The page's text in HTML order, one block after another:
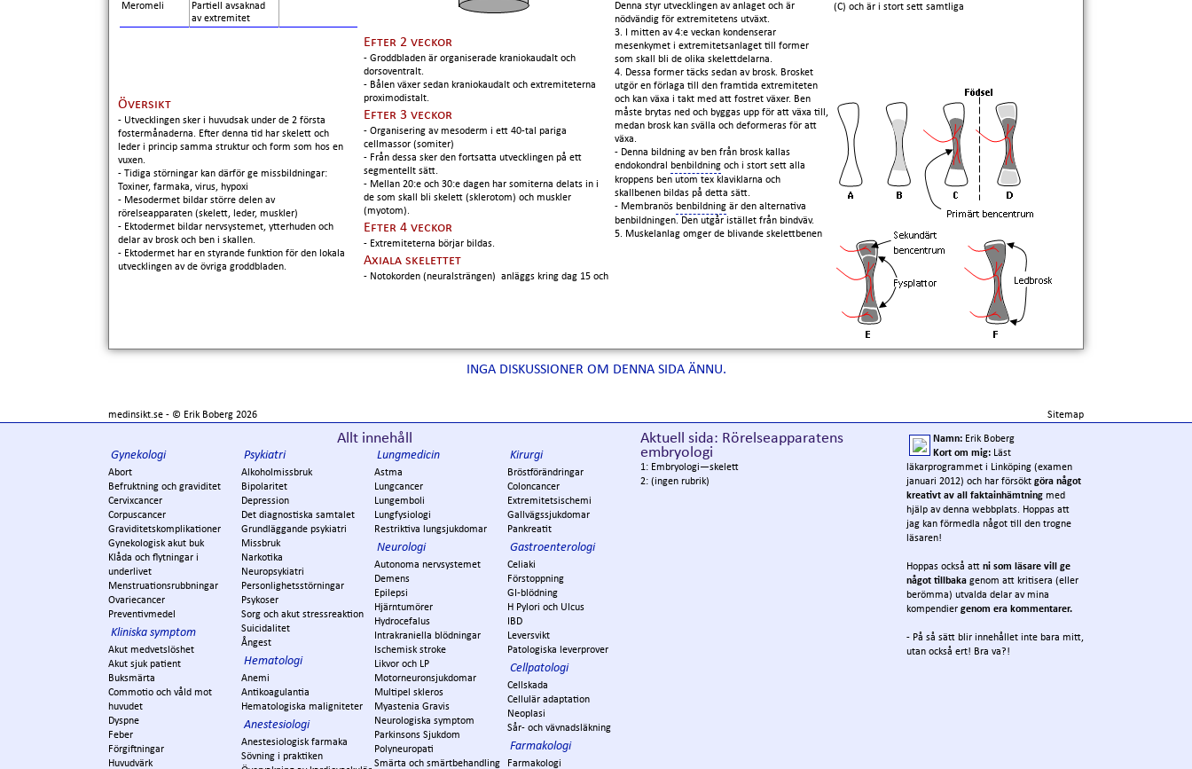
(C) och är i stort sett samtliga
Efter 2 veckor
- Groddbladen är organiserade kraniokaudalt och
dorsoventralt.
- Bålen växer sedan kraniokaudalt och extremiteterna
proximodistalt.
Efter 3 veckor
- Organisering av mesoderm i ett 40-tal pariga
cellmassor (somiter)
- Från dessa sker den fortsatta utvecklingen på ett
segmentellt sätt.
- Mellan 20:e och 30:e dagen har somiterna delats in i
de som skall bli skelett (sklerotom) och muskler
(myotom).
Efter 4 veckor
- Extremiteterna börjar bildas.
Axiala skelettet
- Notokorden (neuralsträngen) anläggs kring dag 15 och
Denna styr utvecklingen av anlaget och är
nödvändig för extremitetens utväxt.
3. I mitten av 4:e veckan kondenserar
mesenkymet i extremitetsanlaget till former
som skall bli de olika skelettdelarna.
4. Dessa former täcks sedan av brosk. Brosket
utgör en förlaga till den framtida extremiteten
och kan växa i takt med att fostret växer. Ben
måste brytas ned och byggas upp för att växa till,
medan brosk kan svälla och deformeras för att
växa.
- Denna bildning av ben från brosk kallas
endokondral benbildning och i stort sett alla
kroppens ben utom tex klaviklarna och
skallbenen bildas på detta sätt.
- Membranös benbildning är den alternativa
benbildningen. Den utgår istället från bindväv.
5. Muskelanlag omger de blivande skelettbenen
Översikt
- Utvecklingen sker i huvudsak under de 2 första
fostermånaderna. Efter denna tid har skelett och
leder i princip samma struktur och form som hos en
vuxen.
- Tidiga störningar kan därför ge missbildningar:
Toxiner, farmaka, virus, hypoxi
- Mesodermet bildar större delen av
rörelseapparaten (skelett, leder, muskler)
- Ektodermet bildar nervsystemet, ytterhuden och
delar av brosk och ben i skallen.
- Ektodermet har en styrande funktion för den lokala
utvecklingen av de övriga groddbladen.
Meromeli
Partiell avsaknad
av extremitet
INGA DISKUSSIONER OM DENNA SIDA ÄNNU.
medinsikt.se - © Erik Boberg 2026 Sitemap
Allt innehåll
Gynekologi
Abort
Befruktning och graviditet
Cervixcancer
Corpuscancer
Graviditetskomplikationer
Gynekologisk akut buk
Klåda och flytningar i
underlivet
Menstruationsrubbningar
Ovariecancer
Preventivmedel
Kliniska symptom
Akut medvetslöshet
Akut sjuk patient
Buksmärta
Commotio och våld mot
huvudet
Dyspne
Feber
Förgiftningar
Huvudvärk
Psykiatri
Alkoholmissbruk
Bipolaritet
Depression
Det diagnostiska samtalet
Grundläggande psykiatri
Missbruk
Narkotika
Neuropsykiatri
Personlighetsstörningar
Psykoser
Sorg och akut stressreaktion
Suicidalitet
Ångest
Hematologi
Anemi
Antikoagulantia
Hematologiska maligniteter
Anestesiologi
Anestesiologisk farmaka
Sövning i praktiken
Lungmedicin
Astma
Lungcancer
Lungemboli
Lungfysiologi
Restriktiva lungsjukdomar
Neurologi
Autonoma nervsystemet
Demens
Epilepsi
Hjärntumörer
Hydrocefalus
Intrakraniella blödningar
Ischemisk stroke
Likvor och LP
Motorneuronsjukdomar
Multipel skleros
Myastenia Gravis
Neurologiska symptom
Parkinsons Sjukdom
Polyneuropati
Smärta och smärtbehandling
Kirurgi
Bröstförändringar
Coloncancer
Extremitetsischemi
Gallvägssjukdomar
Pankreatit
Gastroenterologi
Celiaki
Förstoppning
GI-blödning
H Pylori och Ulcus
IBD
Leversvikt
Patologiska leverprover
Cellpatologi
Cellskada
Cellulär adaptation
Neoplasi
Sår- och vävnadsläkning
Farmakologi
Farmakologi
Namn: Erik Boberg
Kort om mig: Läst
läkarprogrammet i Linköping (examen
januari 2012) och har försökt göra något
kreativt av all faktainhämtning med
hjälp av denna webbplats. Hoppas att
jag kan förmedla något till den trogne
läsaren!
Hoppas också att ni som läsare vill ge
något tillbaka genom att kritisera (eller
berömma) utvalda delar av mina
kompendier genom era kommentarer.
- På så sätt blir innehållet inte bara mitt,
utan också ert! Bra va?!
Aktuell sida: Rörelseapparatens
embryologi
1: Embryologi—skelett
2: (ingen rubrik)